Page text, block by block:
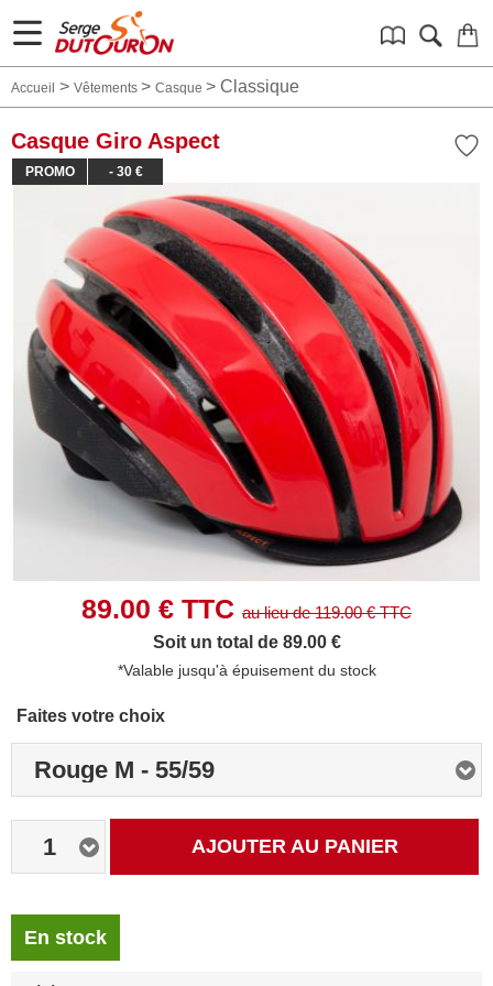
Accueil > Vêtements > Casque > Classique
Casque Giro Aspect
PROMO - 30 €
89.00 € TTC au lieu de119.00€ TTC
Soit un total de 89.00 €
*Valable jusqu'à épuisement du stock
Faites votre choix
Rouge M - 55/59
1 AJOUTER AU PANIER
En stock